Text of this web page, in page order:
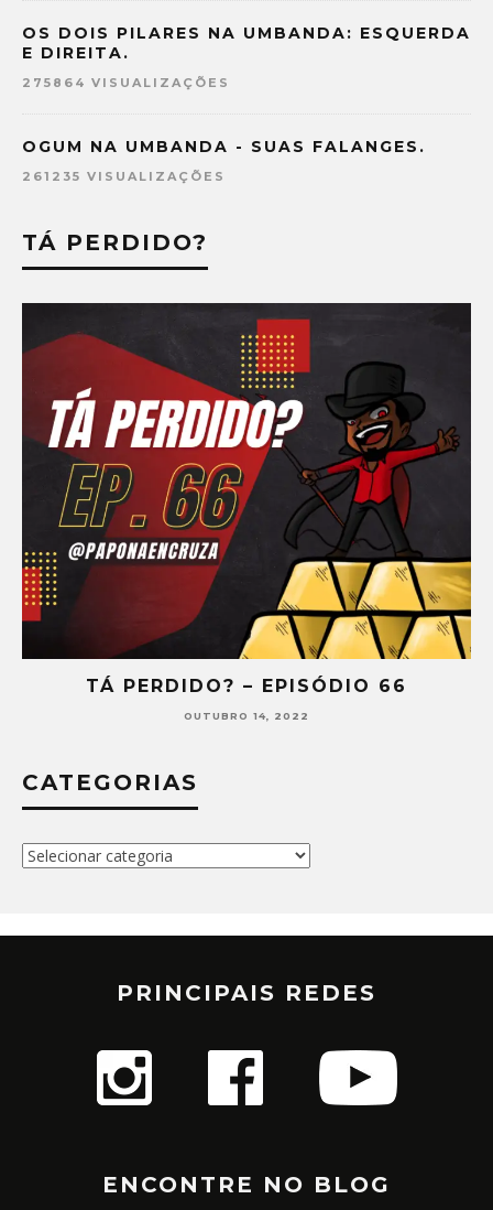
OS DOIS PILARES NA UMBANDA: ESQUERDA
E DIREITA.
275864 VISUALIZAÇÕES
OGUM NA UMBANDA - SUAS FALANGES.
261235 VISUALIZAÇÕES
TÁ PERDIDO?
TÁ PERDIDO? – EPISÓDIO 65
SETEMBRO 30, 2022
CATEGORIAS
Categorias
PRINCIPAIS REDES
ENCONTRE NO BLOG